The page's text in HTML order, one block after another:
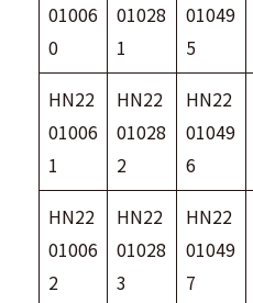
01006
0
01028
1
01049
5
HN22
01006
1
HN22
01028
2
HN22
01049
6
HN22
01006
2
HN22
01028
3
HN22
01049
7